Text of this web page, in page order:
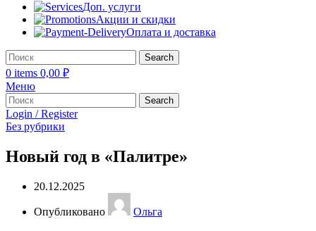
Доп. услуги
Акции и скидки
Оплата и доставка
Search
0 items 0,00 ₽
Меню
Search
Login / Register
Без рубрики
Новый год в «Палитре»
20.12.2025
Опубликовано Ольга